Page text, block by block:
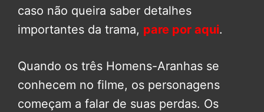
caso não queira saber detalhes
importantes da trama, pare por aqui.
Quando os três Homens-Aranhas se
conhecem no filme, os personagens
começam a falar de suas perdas. Os